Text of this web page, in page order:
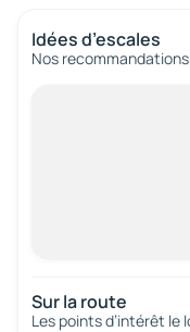
Idées d’escales
Nos
Sur la route
Les points d’intérêt